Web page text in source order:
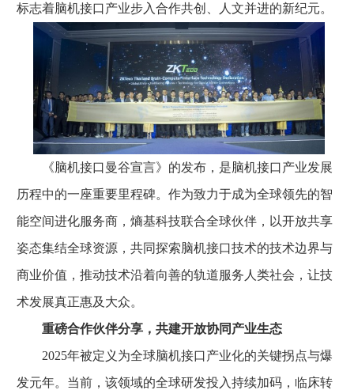
标志着脑机接口产业步入合作共创、人文并进的新纪元。
《脑机接口曼谷宣言》的发布，是脑机接口产业发展
历程中的一座重要里程碑。作为致力于成为全球领先的智
能空间进化服务商，熵基科技联合全球伙伴，以开放共享
姿态集结全球资源，共同探索脑机接口技术的技术边界与
商业价值，推动技术沿着向善的轨道服务人类社会，让技
术发展真正惠及大众。
重磅合作伙伴分享，共建开放协同产业生态
2025年被定义为全球脑机接口产业化的关键拐点与爆
发元年。当前，该领域的全球研发投入持续加码，临床转